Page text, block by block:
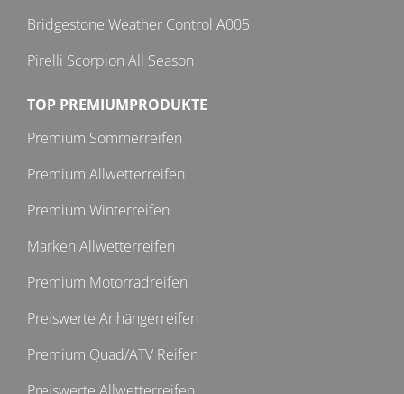
Bridgestone Weather Control A005
Pirelli Scorpion All Season
TOP PREMIUMPRODUKTE
Premium Sommerreifen
Premium Allwetterreifen
Premium Winterreifen
Marken Allwetterreifen
Premium Motorradreifen
Preiswerte Anhängerreifen
Premium Quad/ATV Reifen